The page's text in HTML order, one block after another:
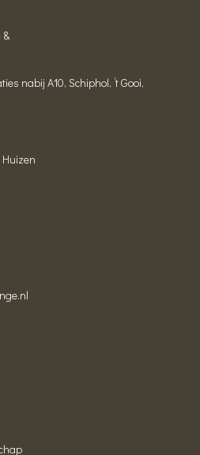
&
nabij A10, Schiphol, ’t Gooi,